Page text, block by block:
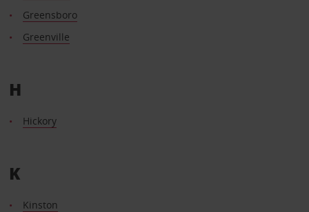
Greensboro
Greenville
H
Hickory
K
Kinston